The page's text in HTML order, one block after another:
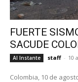
FUERTE
SACUDE
Al Instante staff - 10
Colombia, 10 de agosto de 2026. Un fuerte